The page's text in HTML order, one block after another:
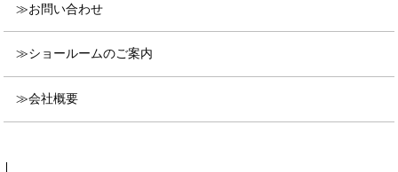
お問い合わせ
ショールームのご案内
会社概要